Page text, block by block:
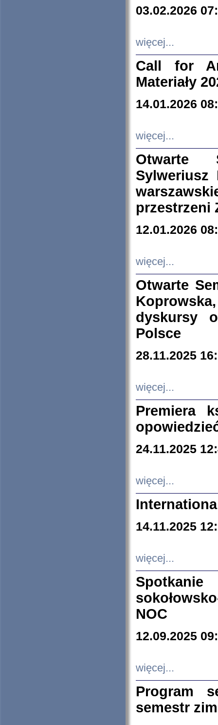
03.02.2026
więcej...
Call for
Materiały
14.01.2026
więcej...
Otwarte
Sylweriusz
przestrzeni
12.01.2026
więcej...
Otwarte
dyskursy
Polsce
28.11.2025
więcej...
Premiera
24.11.2025
więcej...
14.11.2025
więcej...
NOC
12.09.2025
więcej...
Program
semestr